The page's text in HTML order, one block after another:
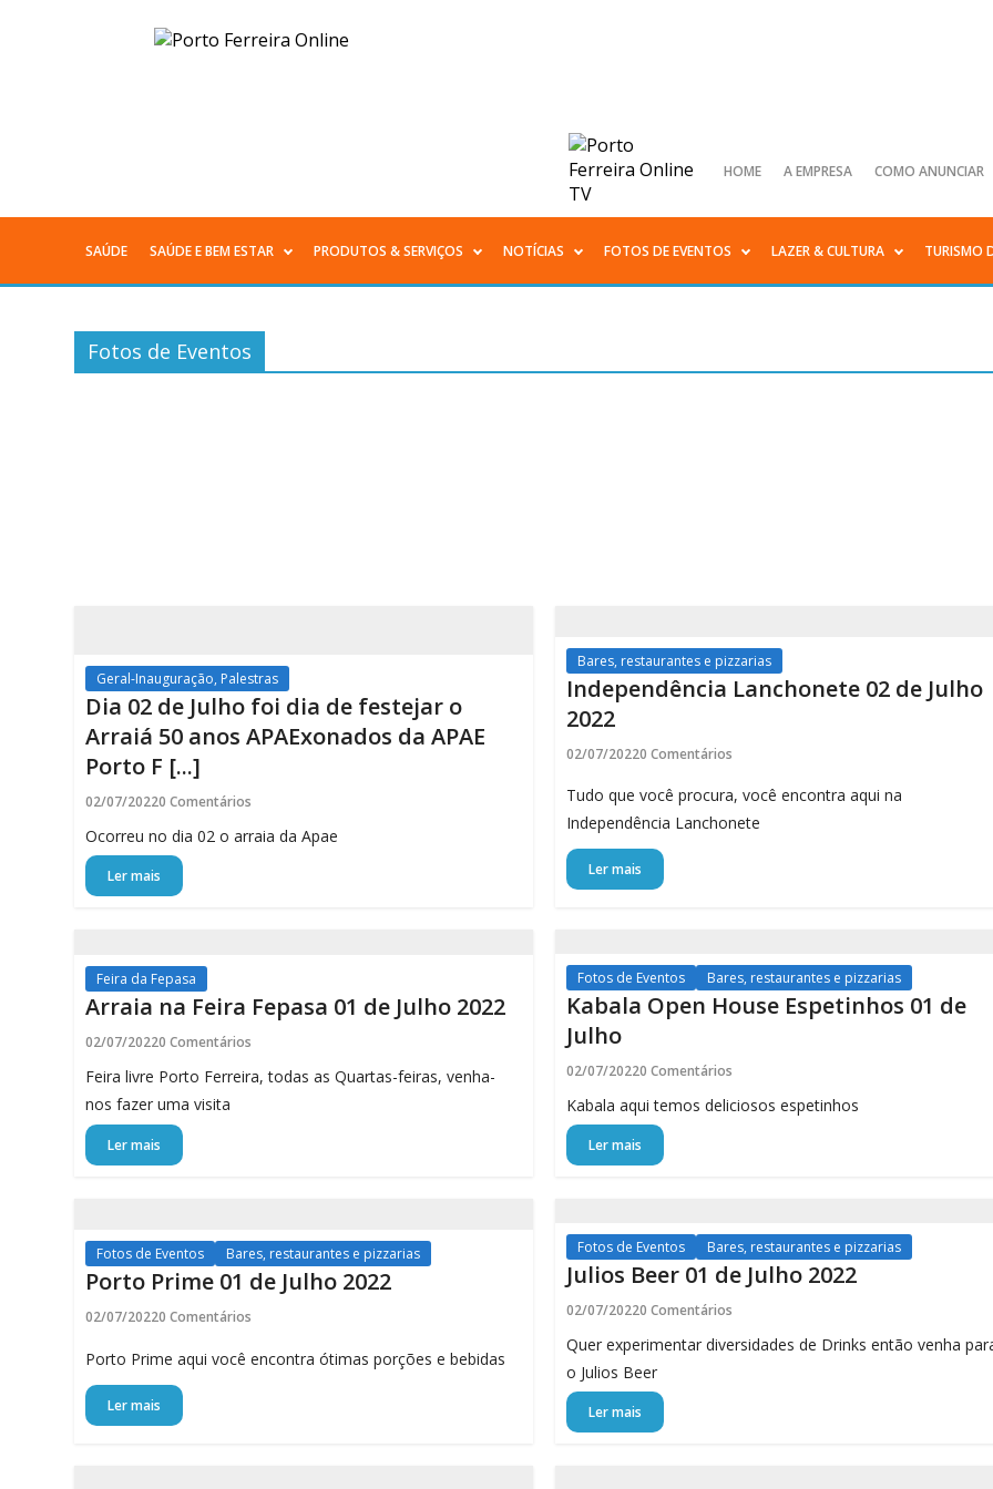
Arquivos
-
Página
77
de
-
Porto
Ferreira
Online
HOME A EMPRESA COMO ANUNCIAR
Menu
SAÚDE SAÚDE E BEM ESTAR PRODUTOS & SERVIÇOS NOTÍCIAS FOTOS DE EVENTOS LAZER & CULTURA TURISMO
Fotos de Eventos
as
notícias
Geral-Inauguração, Palestras
Dia 02 de Julho foi dia de festejar o
Arraiá 50 anos APAExonados da APAE
Porto F [...]
02/07/20220 Comentários
Ocorreu no dia 02 o arraia da Apae
Ler mais
Bares, restaurantes e pizzarias
Independência Lanchonete 02 de Julho
2022
02/07/20220 Comentários
Tudo que você procura, você encontra aqui na
Independência Lanchonete
Ler mais
Feira da Fepasa
Arraia na Feira Fepasa 01 de Julho 2022
02/07/20220 Comentários
Feira livre Porto Ferreira, todas as Quartas-feiras, venha-
nos fazer uma visita
Ler mais
Fotos de Eventos Bares, restaurantes e pizzarias
Kabala Open House Espetinhos 01 de
Julho
02/07/20220 Comentários
Kabala aqui temos deliciosos espetinhos
Ler mais
Fotos de Eventos Bares, restaurantes e pizzarias
Porto Prime 01 de Julho 2022
02/07/20220 Comentários
Porto Prime aqui você encontra ótimas porções e bebidas
Ler mais
Fotos de Eventos Bares, restaurantes e pizzarias
Julios Beer 01 de Julho 2022
02/07/20220 Comentários
Quer experimentar diversidades de Drinks então venha
o Julios Beer
Ler mais